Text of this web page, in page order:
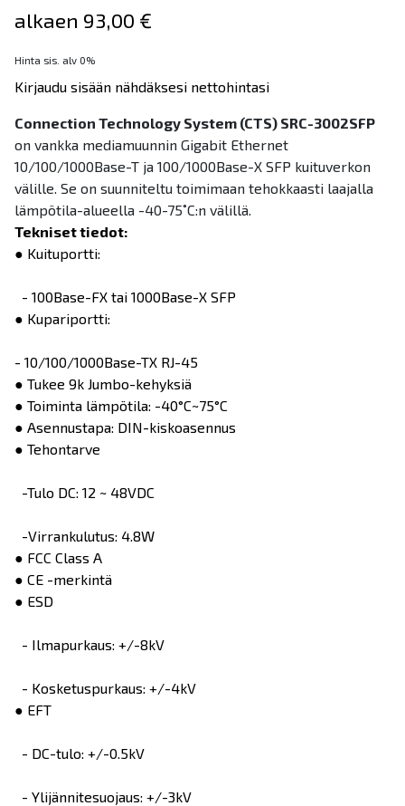
alkaen 93,00 €
Hinta sis. alv 0%
Kirjaudu sisään nähdäksesi nettohintasi
Connection Technology System (CTS) SRC-3002SFP
on vankka mediamuunnin Gigabit Ethernet
10/100/1000Base-T ja 100/1000Base-X SFP kuituverkon
välille. Se on suunniteltu toimimaan tehokkaasti laajalla
lämpötila-alueella -40-75˚C:n välillä.
Tekniset tiedot:
● Kuituportti:
- 100Base-FX tai 1000Base-X SFP
● Kupariportti:
- 10/100/1000Base-TX RJ-45
● Tukee 9k Jumbo-kehyksiä
● Toiminta lämpötila: -40°C~75°C
● Asennustapa: DIN-kiskoasennus
● Tehontarve
-Tulo DC: 12 ~ 48VDC
-Virrankulutus: 4.8W
● FCC Class A
● CE -merkintä
● ESD
- Ilmapurkaus: +/-8kV
- Kosketuspurkaus: +/-4kV
● EFT
- DC-tulo: +/-0.5kV
- Ylijännitesuojaus: +/-3kV